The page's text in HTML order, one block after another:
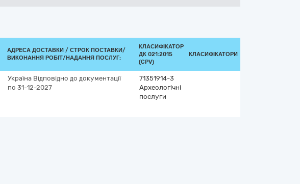
АДРЕСА ДОСТАВКИ / СТРОК ПОСТАВКИ/
ВИКОНАННЯ РОБІТ/НАДАННЯ ПОСЛУГ:
КЛАСИФІКАТОР
ДК 021:2015
(CPV)
КЛАСИФІКАТОРИ
Україна Відповідно до документації
по 31-12-2027
71351914-3
Археологічні
послуги